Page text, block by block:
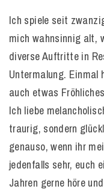
Ich spiele seit
mich wahnsinnig alt,
diverse Auftritte in
Untermalung.
auch etwas
Ich liebe
traurig, sondern
genauso, wenn ihr
jedenfalls sehr, euch
Jahren gerne höre